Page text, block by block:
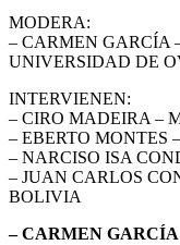
MODERA:
– CARMEN GARCÍA
UNIVERSIDAD DE
INTERVIENEN:
– CIRO MADEIRA –
– EBERTO MONTES
– NARCISO ISA
– JUAN CARLOS
BOLIVIA
– CARMEN GARCÍA